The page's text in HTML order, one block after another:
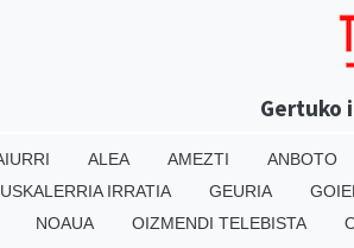
Gertuko
ALEA AMEZTI ANBOTO
IRRATIA GEURIA
NOAUA OIZMENDI TELEBISTA